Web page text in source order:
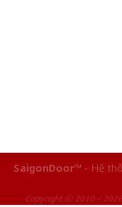
SaigonDoor™ - Hệ
Copyright ⓒ 2010 –